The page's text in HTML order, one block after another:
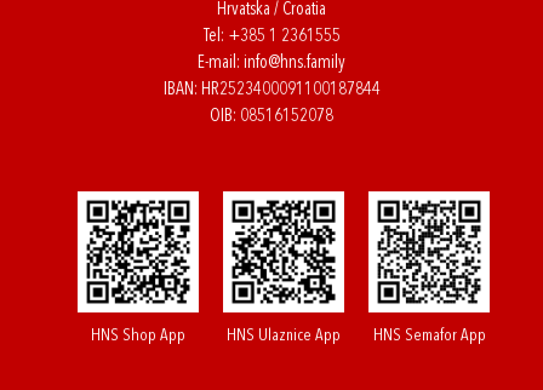
Hrvatska / Croatia
Tel: +385 1 2361555
E-mail: info@hns.family
IBAN: HR2523400091100187844
OIB: 08516152078
HNS Shop App HNS Ulaznice App HNS Semafor App